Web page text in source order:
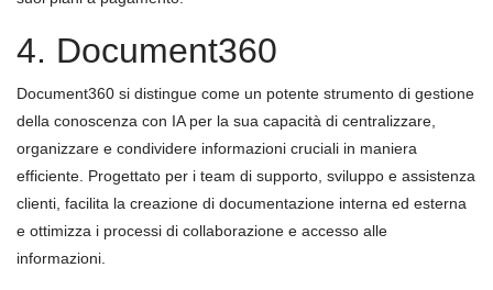
4. Document360
Document360 si distingue come un potente strumento di gestione
della conoscenza con IA per la sua capacità di centralizzare,
organizzare e condividere informazioni cruciali in maniera
efficiente. Progettato per i team di supporto, sviluppo e assistenza
clienti, facilita la creazione di documentazione interna ed esterna
e ottimizza i processi di collaborazione e accesso alle
informazioni.